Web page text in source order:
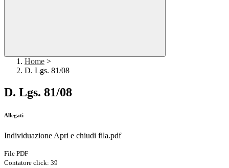
Home >
D. Lgs. 81/08
D. Lgs. 81/08
Allegati
Individuazione Apri e chiudi fila.pdf
File PDF
Contatore click: 39